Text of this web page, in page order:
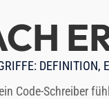
DEFINITION,
Code-Schreiber